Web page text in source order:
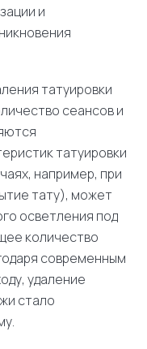
и
татуировки
сеансов и
татуировки
например, при
тату), может
осветления под
количество
современным
удаление
стало